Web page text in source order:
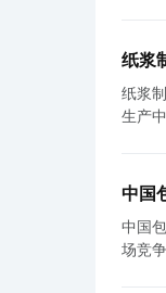
压力
少对环
机遇
包括
一定的市场竞争优势。 其次，纸
广，
率，
外，
竞争
术创
制造
纸浆
纸浆
生产
造行
产。 其次，纸浆制造行业的发展受到多方面因素的影响。外部环境对纸浆制造行业的影响主要体现在以下几个方面： 1. 原材料供
应：
续利用和废纸
中国
中国包装行业投资
场竞